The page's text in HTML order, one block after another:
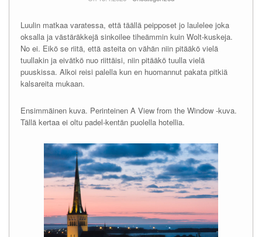
Luulin matkaa varatessa, että täällä peipposet jo laulelee joka
oksalla ja västäräkkejä sinkoilee tiheämmin kuin Wolt-kuskeja.
No ei. Eikö se riitä, että asteita on vähän niin pitääkö vielä
tuullakin ja eivätkö nuo riittäisi, niin pitääkö tuulla vielä
puuskissa. Alkoi reisi palella kun en huomannut pakata pitkiä
kalsareita mukaan.
Ensimmäinen kuva. Perinteinen A View from the Window -kuva.
Tällä kertaa ei oltu padel-kentän puolella hotellia.